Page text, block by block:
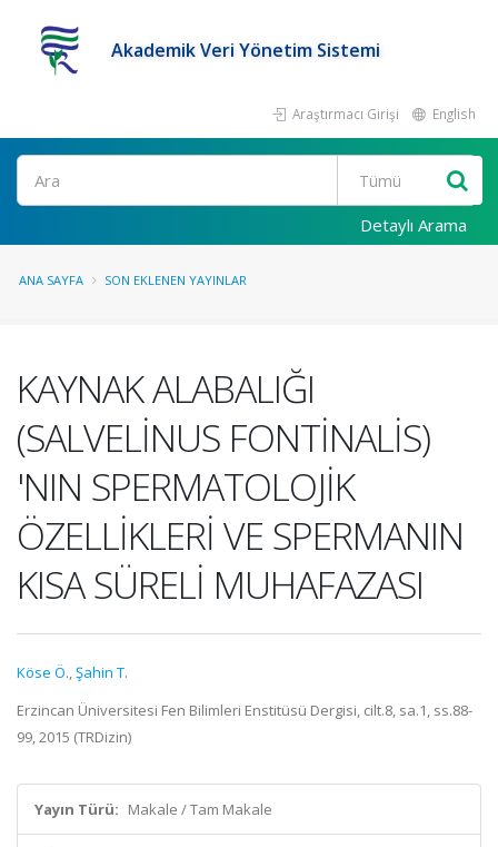
Akademik Veri Yönetim Sistemi
Araştırmacı Girişi English
Ara
Detaylı Arama
ANA SAYFA SON EKLENEN YAYINLAR
KAYNAK ALABALIĞI
(SALVELİNUS FONTİNALİS)
'NIN SPERMATOLOJİK
ÖZELLİKLERİ VE SPERMANIN
KISA SÜRELİ MUHAFAZASI
Köse Ö.,Şahin T.
Erzincan Üniversitesi Fen Bilimleri Enstitüsü Dergisi, cilt.8, sa.1, ss.88-
99, 2015 (TRDizin)
Yayın Türü: Makale / Tam Makale